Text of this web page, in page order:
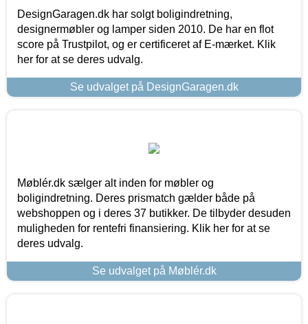
DesignGaragen.dk har solgt boligindretning,
designermøbler og lamper siden 2010. De har en flot
score på Trustpilot, og er certificeret af E-mærket. Klik
her for at se deres udvalg.
Se udvalget på DesignGaragen.dk
Møblér.dk sælger alt inden for møbler og
boligindretning. Deres prismatch gælder både på
webshoppen og i deres 37 butikker. De tilbyder desuden
muligheden for rentefri finansiering. Klik her for at se
deres udvalg.
Se udvalget på Møblér.dk